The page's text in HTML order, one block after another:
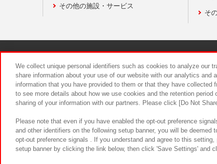
その他の施設・サービス
そ
食品のご
We collect unique personal identifiers such as cookies to analyze our
share information about your use of our website with our analytics and
information that you have provided to them or that they have
to see more details about how we use cookies and the retention
sharing of your information with our partners. Please click [Do Not
Please note that even if you have enabled the opt-out preference
and other identifiers on the following setup banner, you will be
opt-out preference signals . If you understand and agree to this
setup banner by clicking the link below, then click 'Save Settings' and